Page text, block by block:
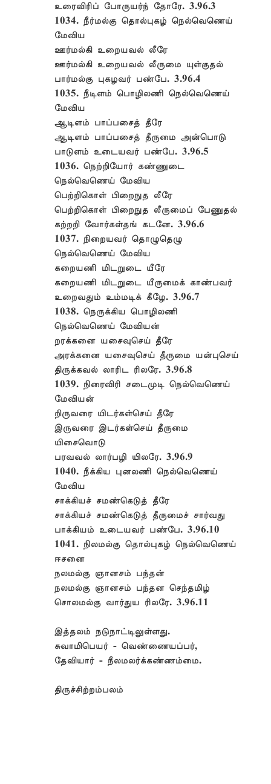
உரைவிரிப் போருயர்ந் தோரே. 3.96.3
1034. நீர்மல்கு தொல்புகழ் நெல்வெணெய்
மேவிய
ஊர்மல்கி உறையவல் லீரே
ஊர்மல்கி உறையவல் லீருமை யுள்குதல்
பார்மல்கு புகழவர் பண்பே. 3.96.4
1035. நீடிளம் பொழிலணி நெல்வெணெய்
மேவிய
ஆடிளம் பாப்பசைத் தீரே
ஆடிளம் பாப்பசைத் தீருமை அன்பொடு
பாடுளம் உடையவர் பண்பே. 3.96.5
1036. நெற்றியோர் கண்ணுடை
நெல்வெணெய் மேவிய
பெற்றிகொள் பிறைநுத லீரே
பெற்றிகொள் பிறைநுத லீருமைப் பேணுதல்
கற்றறி வோர்கள்தங் கடனே. 3.96.6
1037. நிறையவர் தொழுதெழு
நெல்வெணெய் மேவிய
கறையணி மிடறுடை யீரே
கறையணி மிடறுடை யீருமைக் காண்பவர்
உறைவதும் உம்மடிக் கீழே. 3.96.7
1038. நெருக்கிய பொழிலணி
நெல்வெணெய் மேவியன்
றரக்கனை யசைவுசெய் தீரே
அரக்கனை யசைவுசெய் தீருமை யன்புசெய்
திருக்கவல் லாரிட ரிலரே. 3.96.8
1039. நிரைவிரி சடைமுடி நெல்வெணெய்
மேவியன்
றிருவரை யிடர்கள்செய் தீரே
இருவரை இடர்கள்செய் தீருமை
யிசைவொடு
பரவவல் லார்பழி யிலரே. 3.96.9
1040. நீக்கிய புனலணி நெல்வெணெய்
மேவிய
சாக்கியச் சமண்கெடுத் தீரே
சாக்கியச் சமண்கெடுத் தீருமைச் சார்வது
பாக்கியம் உடையவர் பண்பே. 3.96.10
1041. நிலமல்கு தொல்புகழ் நெல்வெணெய்
ஈசனை
நலமல்கு ஞானசம் பந்தன்
நலமல்கு ஞானசம் பந்தன செந்தமிழ்
சொலமல்கு வார்துய ரிலரே. 3.96.11
இத்தலம் நடுநாட்டிலுள்ளது.
சுவாமிபெயர் - வெண்ணையப்பர்,
தேவியார் - நீலமலர்க்கண்ணம்மை.
திருச்சிற்றம்பலம்